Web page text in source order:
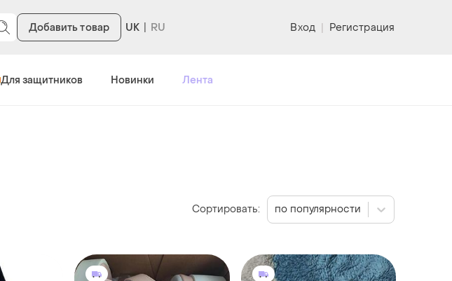
Добавить товар UK Вход | Регистрация
Для защитников Новинки Лента
Сортировать: по популярности